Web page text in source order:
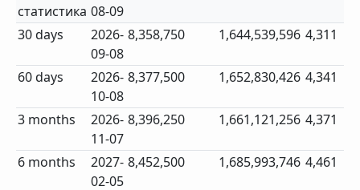
статистика 08-09
30 days
2026-
09-08
8,358,750 1,644,539,596 4,311
60 days
2026-
10-08
8,377,500 1,652,830,426 4,341
3 months
2026-
11-07
8,396,250 1,661,121,256 4,371
6 months
2027-
02-05
8,452,500 1,685,993,746 4,461